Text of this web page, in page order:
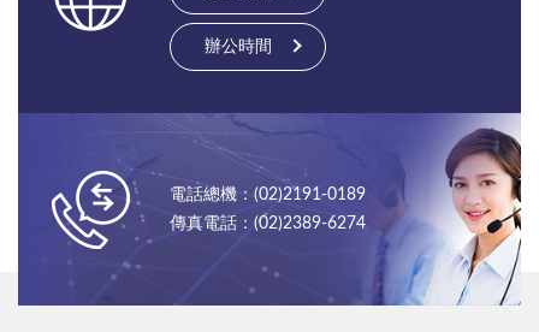
辦公時間
電話總機：(02)2191-0189
傳真電話：(02)2389-6274